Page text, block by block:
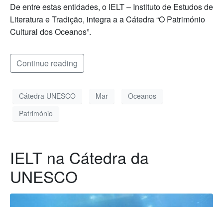
De entre estas entidades, o IELT – Instituto de Estudos de
Literatura e Tradição, integra a a Cátedra “O Património
Cultural dos Oceanos”.
Continue reading
Cátedra UNESCO Mar
Oceanos
Património
IELT na Cátedra da
UNESCO